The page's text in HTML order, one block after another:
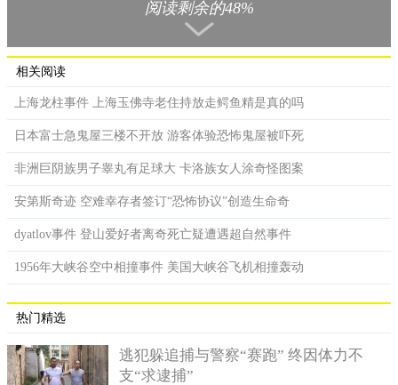
关于发现美人鱼的传说
1990年的时候，曾有消息报道，有人发现了美人鱼木乃伊，
业的时候发现一座坟墓，坟墓里面有一个宝盒，里面存放这一具
尸体，尸体看起来不像正常的人类，后来交给官方进行研究。
骨，她看起来皮肤非常的黝黑，奇怪的是还有鱼尾巴，而且全身
上下都是鳞片，身体的长度大概有173厘米，据推测，死亡的时候
说发现的美人鱼跟我们印象中的美人鱼完全相反，上半身是鱼的
形状，下半身却跟人一样，有两条腿两只脚十个脚趾头，不过遗
憾的是，被发现的时候已经是死亡状态了。所以到底有没有美人
鱼存在至今无人能知，因为没有一个人看到过活着的美人鱼。
阅读剩余的48%
相关阅读
上海龙柱事件 上海玉佛寺老住持放走鳄鱼精是真的吗
日本富士急鬼屋三楼不开放 游客体验恐怖鬼屋被吓死
非洲巨阴族男子睾丸有足球大 卡洛族女人涂奇怪图案
安第斯奇迹 空难幸存者签订“恐怖协议”创造生命奇
dyatlov事件 登山爱好者离奇死亡疑遭遇超自然事件
1956年大峡谷空中相撞事件 美国大峡谷飞机相撞轰动
热门精选
逃犯躲追捕与警察“赛跑” 终因体力不
支“求逮捕”